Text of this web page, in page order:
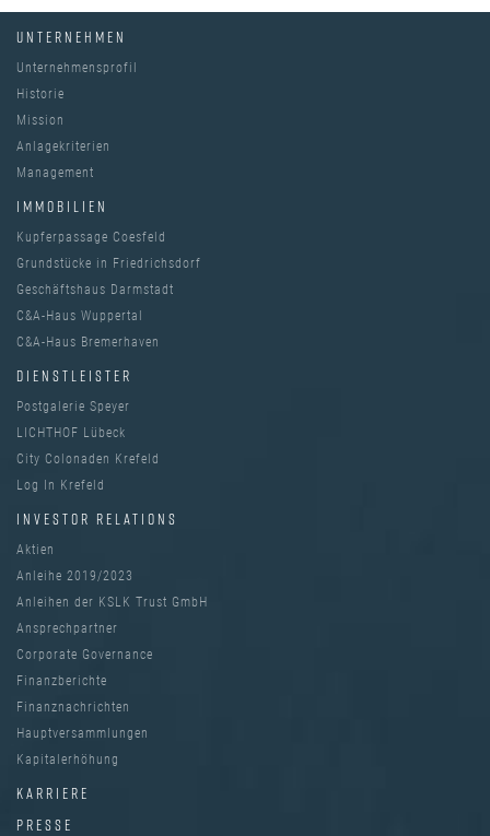
UNTERNEHMEN
Unternehmensprofil
Historie
Mission
Anlagekriterien
Management
IMMOBILIEN
Kupferpassage Coesfeld
Grundstücke in Friedrichsdorf
Geschäftshaus Darmstadt
C&A-Haus Wuppertal
C&A-Haus Bremerhaven
DIENSTLEISTER
Postgalerie Speyer
LICHTHOF Lübeck
City Colonaden Krefeld
Log In Krefeld
INVESTOR RELATIONS
Aktien
Anleihe 2019/2023
Anleihen der KSLK Trust GmbH
Ansprechpartner
Corporate Governance
Finanzberichte
Finanznachrichten
Hauptversammlungen
Kapitalerhöhung
KARRIERE
PRESSE